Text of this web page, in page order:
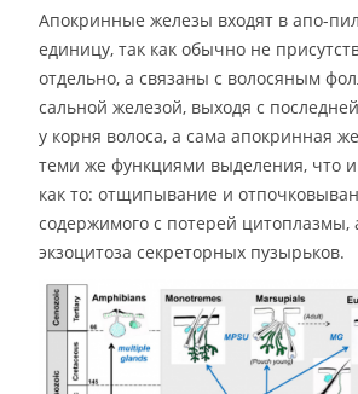
Апокринные железы входят в апо-
единицу, так как обычно не
отдельно, а связаны с волосяным
сальной железой, выходя с
у корня волоса, а сама апокринная
теми же функциями выделения, что
как то: отщипывание и
содержимого с потерей цитоплазмы,
экзоцитоза секреторных пузырьков.